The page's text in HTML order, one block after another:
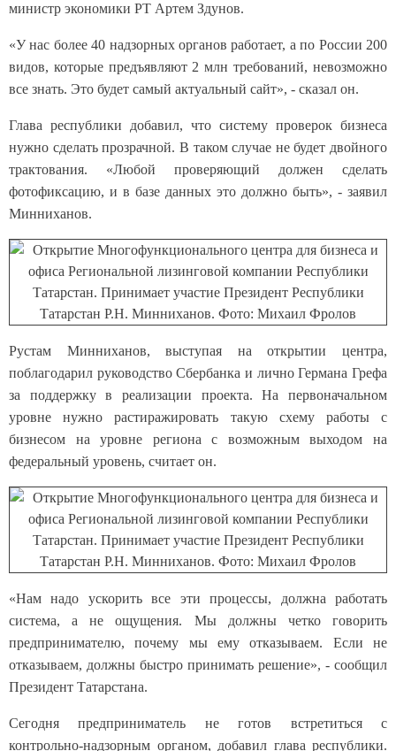
министр экономики РТ Артем Здунов.
«У нас более 40 надзорных органов работает, а по России 200
видов, которые предъявляют 2 млн требований, невозможно
все знать. Это будет самый актуальный сайт», - сказал он.
Глава республики добавил, что систему проверок бизнеса
нужно сделать прозрачной. В таком случае не будет двойного
трактования. «Любой проверяющий должен сделать
фотофиксацию, и в базе данных это должно быть», - заявил
Минниханов.
Рустам Минниханов, выступая на открытии центра,
поблагодарил руководство Сбербанка и лично Германа Грефа
за поддержку в реализации проекта. На первоначальном
уровне нужно растиражировать такую схему работы с
бизнесом на уровне региона с возможным выходом на
федеральный уровень, считает он.
«Нам надо ускорить все эти процессы, должна работать
система, а не ощущения. Мы должны четко говорить
предпринимателю, почему мы ему отказываем. Если не
отказываем, должны быстро принимать решение», - сообщил
Президент Татарстана.
Сегодня предприниматель не готов встретиться с
контрольно-надзорным органом, добавил глава республики.